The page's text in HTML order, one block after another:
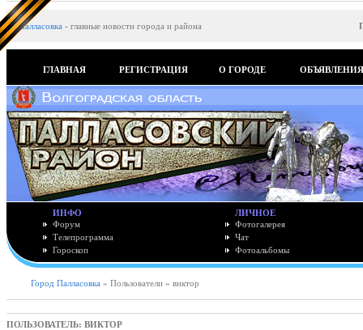
Палласовка - главные новости города и района
ГЛАВНАЯ РЕГИСТРАЦИЯ О ГОРОДЕ ОБЪЯВЛЕНИЯ
ИНФО
Форум
Телепрограмма
Гороскоп
ЛИЧНОЕ
Фотогалерея
Чат
Фотоальбомы
Город Палласовка » Пользователи » виктор
ПОЛЬЗОВАТЕЛЬ: ВИКТОР